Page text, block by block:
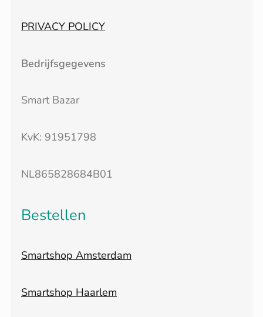
PRIVACY POLICY
Bedrijfsgegevens
Smart Bazar
KvK: 91951798
NL865828684B01
Bestellen
Smartshop Amsterdam
Smartshop Haarlem